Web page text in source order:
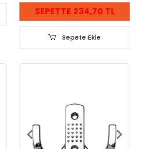
SEPETTE 234,70 TL
Sepete Ekle